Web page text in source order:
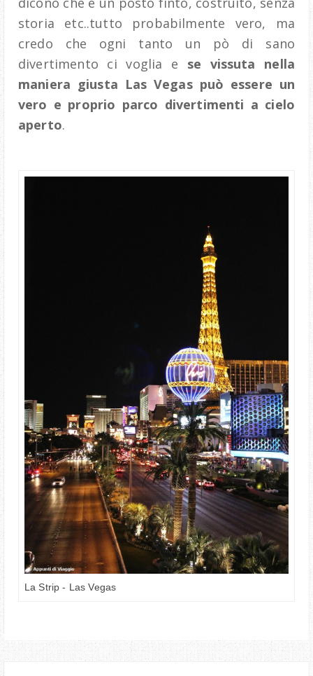
storia etc..tutto probabilmente vero, ma
credo che ogni tanto un pò di sano
divertimento ci voglia e se vissuta nella
maniera giusta Las Vegas può essere un
vero e proprio parco divertimenti a cielo
aperto.
La Strip - Las Vegas